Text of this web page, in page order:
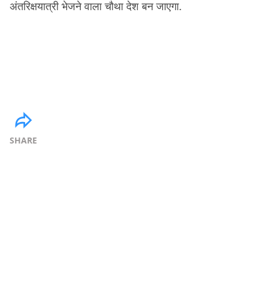
अंतरिक्षयात्री भेजने वाला चौथा देश बन जाएगा.
SHARE